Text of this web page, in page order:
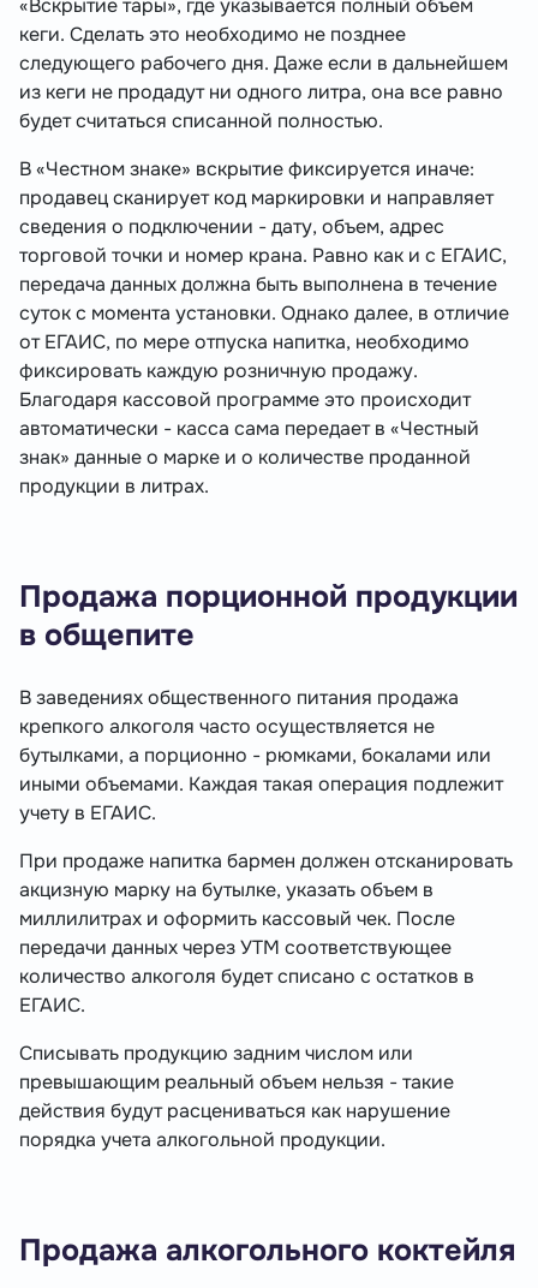
«Вскрытие тары», где указывается полный объем
кеги. Сделать это необходимо не позднее
следующего рабочего дня. Даже если в дальнейшем
из кеги не продадут ни одного литра, она все равно
будет считаться списанной полностью.
В «Честном знаке» вскрытие фиксируется иначе:
продавец сканирует код маркировки и направляет
сведения о подключении - дату, объем, адрес
торговой точки и номер крана. Равно как и с ЕГАИС,
передача данных должна быть выполнена в течение
суток с момента установки. Однако далее, в отличие
от ЕГАИС, по мере отпуска напитка, необходимо
фиксировать каждую розничную продажу.
Благодаря кассовой программе это происходит
автоматически - касса сама передает в «Честный
знак» данные о марке и о количестве проданной
продукции в литрах.
Продажа порционной продукции
в общепите
В заведениях общественного питания продажа
крепкого алкоголя часто осуществляется не
бутылками, а порционно - рюмками, бокалами или
иными объемами. Каждая такая операция подлежит
учету в ЕГАИС.
При продаже напитка бармен должен отсканировать
акцизную марку на бутылке, указать объем в
миллилитрах и оформить кассовый чек. После
передачи данных через УТМ соответствующее
количество алкоголя будет списано с остатков в
ЕГАИС.
Списывать продукцию задним числом или
превышающим реальный объем нельзя - такие
действия будут расцениваться как нарушение
порядка учета алкогольной продукции.
Продажа алкогольного коктейля